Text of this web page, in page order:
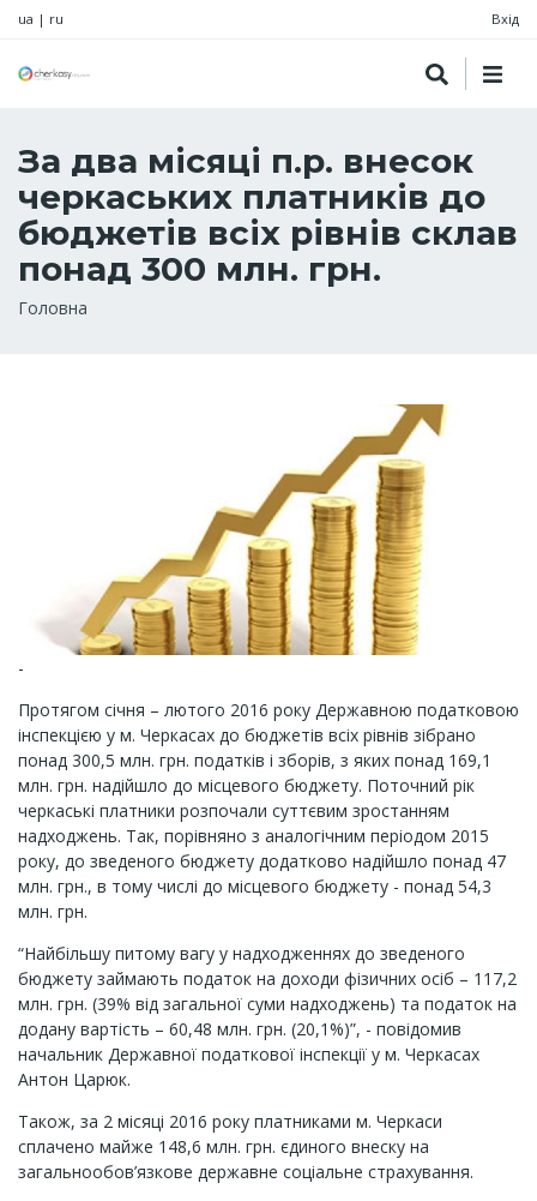
ua | ru Вхід
За два місяці п.р. внесок
черкаських платників до
бюджетів всіх рівнів склав
понад 300 млн. грн.
Рядок
Головна
-
Протягом січня – лютого 2016 року Державною податковою
інспекцією у м. Черкасах до бюджетів всіх рівнів зібрано
понад 300,5 млн. грн. податків і зборів, з яких понад 169,1
млн. грн. надійшло до місцевого бюджету. Поточний рік
черкаські платники розпочали суттєвим зростанням
надходжень. Так, порівняно з аналогічним періодом 2015
року, до зведеного бюджету додатково надійшло понад 47
млн. грн., в тому числі до місцевого бюджету - понад 54,3
млн. грн.
“Найбільшу питому вагу у надходженнях до зведеного
бюджету займають податок на доходи фізичних осіб – 117,2
млн. грн. (39% від загальної суми надходжень) та податок на
додану вартість – 60,48 млн. грн. (20,1%)”, - повідомив
начальник Державної податкової інспекції у м. Черкасах
Антон Царюк.
Також, за 2 місяці 2016 року платниками м. Черкаси
сплачено майже 148,6 млн. грн. єдиного внеску на
загальнообов’язкове державне соціальне страхування.